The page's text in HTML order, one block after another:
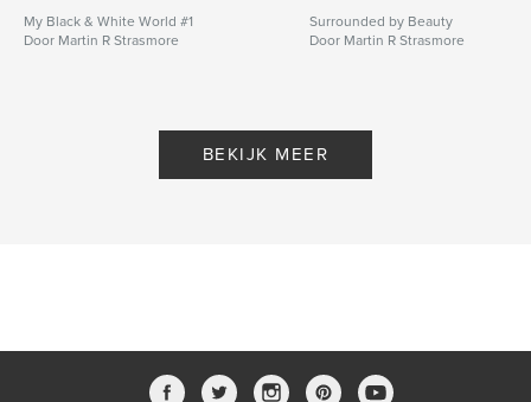
My Black & White World #1
Door Martin R Strasmore
Surrounded by Beauty
Door Martin R Strasmore
BEKIJK MEER